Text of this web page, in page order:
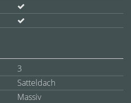
3
Satteldach
Massiv